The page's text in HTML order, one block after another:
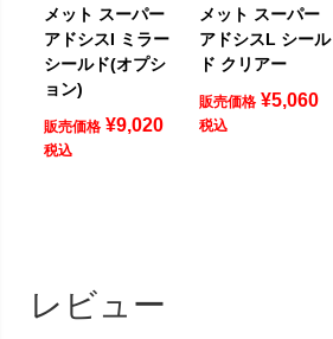
メット スーパー
アドシスI ミラー
シールド(オプシ
ョン)
販売価格 ¥9,020
税込
メット スーパー
アドシスL シール
ド クリアー
販売価格 ¥5,060
税込
レビュー